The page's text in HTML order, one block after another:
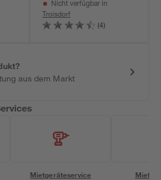
Nicht verfügbar in
Troisdorf
(4)
aus dem Markt
Mietgeräteservice